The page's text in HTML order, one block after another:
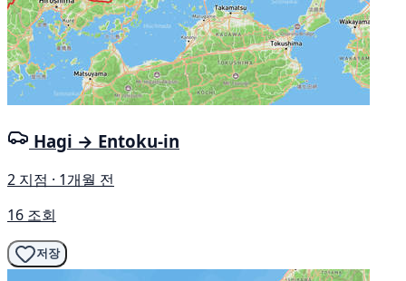
Hagi → Entoku-in
2 지점 · 1개월 전
16 조회
저장